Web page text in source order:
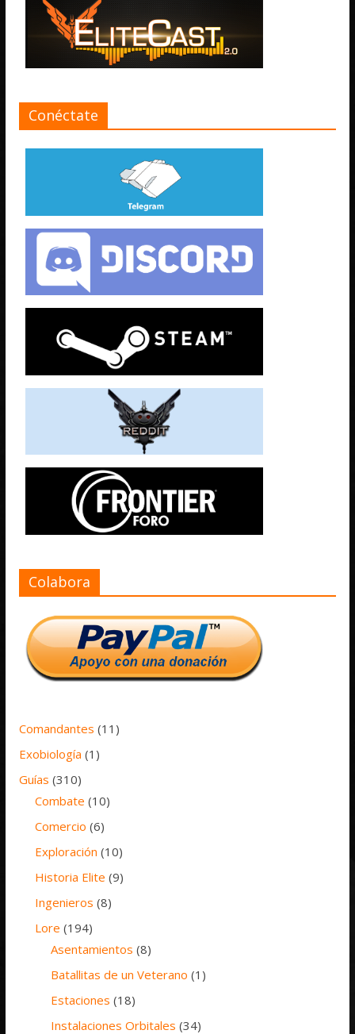
Conéctate
Colabora
Comandantes (11)
Exobiología (1)
Guías (310)
Combate (10)
Comercio (6)
Exploración (10)
Historia Elite (9)
Ingenieros (8)
Lore (194)
Asentamientos (8)
Batallitas de un Veterano (1)
Estaciones (18)
Instalaciones Orbitales (34)